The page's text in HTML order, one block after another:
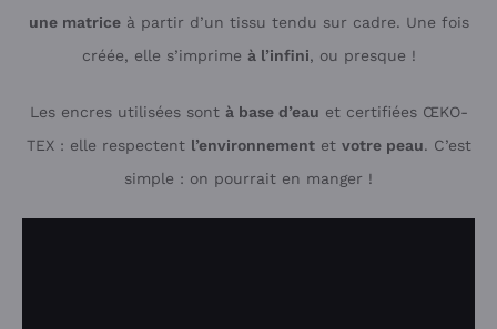
une matriceà partir d’un tissu tendu sur cadre. Une fois
créée, elle s’imprime à l’infini, ou presque !
Les encres utilisées sont à base d’eau et certifiées ŒKO-
TEX : elle respectent l’environnementet votre peau. C’est
simple : on pourrait en manger !